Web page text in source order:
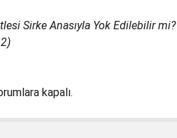
Sirke Anasıyla Yok Edilebilir mi?
kapalı.